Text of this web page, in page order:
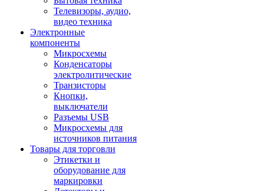
Телевизоры, аудио,
видео техника
Электронные
компоненты
Микросхемы
Конденсаторы
электролитические
Транзисторы
Кнопки,
выключатели
Разъемы USB
Микросхемы для
источников питания
Товары для торговли
Этикетки и
оборудование для
маркировки